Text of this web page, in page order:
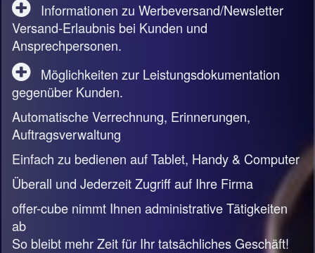
Informationen zu Werbeversand/Newsletter
Versand-Erlaubnis bei Kunden und
Ansprechpersonen.
Möglichkeiten zur Leistungsdokumentation
gegenüber Kunden.
Automatische Verrechnung, Erinnerungen,
Auftragsverwaltung
Einfach zu bedienen auf Tablet, Handy & Computer
Überall und Jederzeit Zugriff auf Ihre Firma
offer-cube nimmt Ihnen administrative Tätigkeiten
ab
So bleibt mehr Zeit für Ihr tatsächliches Geschäft!